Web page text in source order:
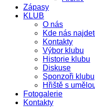
Zápasy
KLUB
O nás
Kde nás
Kontakty
Výbor klubu
Historie klubu
Diskuse
Sponzoři klubu
Hřiště s
Fotogalerie
Kontakty